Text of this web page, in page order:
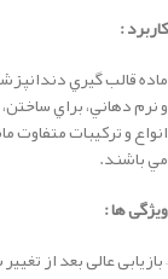
کاربرد :
ماده قالب گيري
و نرم دهاني، براي
انواع و تركيبات متفاوت
مي باشند.
ویژگی ها :
– بازیابی عالی بعد از